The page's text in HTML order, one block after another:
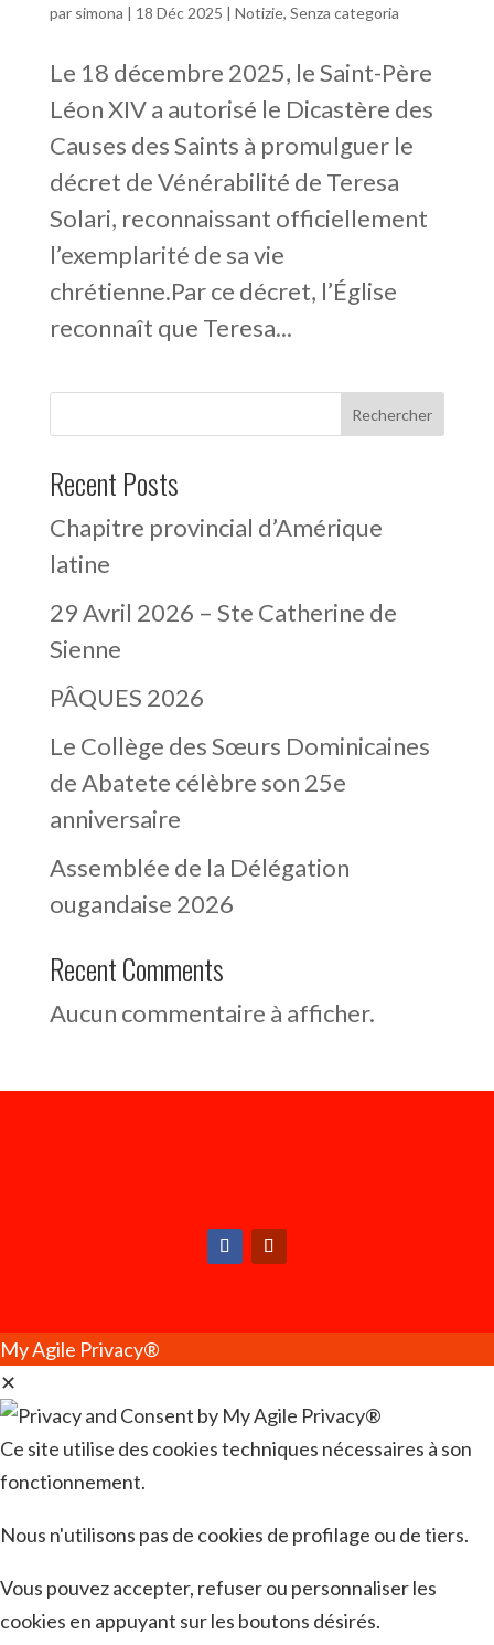
par simona | 18 Déc 2025 | Notizie, Senza categoria
Le 18 décembre 2025, le Saint-Père
Léon XIV a autorisé le Dicastère des
Causes des Saints à promulguer le
décret de Vénérabilité de Teresa
Solari, reconnaissant officiellement
l’exemplarité de sa vie
chrétienne.Par ce décret, l’Église
reconnaît que Teresa...
Rechercher
Recent Posts
Chapitre provincial d’Amérique
latine
29 Avril 2026 – Ste Catherine de
Sienne
PÂQUES 2026
Le Collège des Sœurs Dominicaines
de Abatete célèbre son 25e
anniversaire
Assemblée de la Délégation
ougandaise 2026
Recent Comments
Aucun commentaire à afficher.
My Agile Privacy®
✕
Ce site utilise des cookies techniques nécessaires à son
fonctionnement.
Nous n'utilisons pas de cookies de profilage ou de tiers.
Vous pouvez accepter, refuser ou personnaliser les
cookies en appuyant sur les boutons désirés.